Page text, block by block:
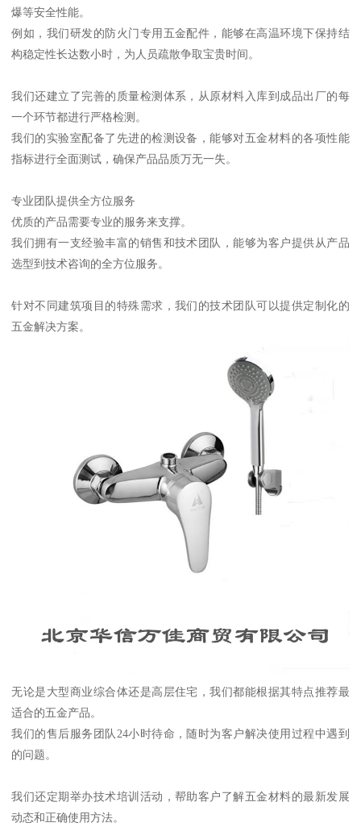
爆等安全性能。
例如，我们研发的防火门专用五金配件，能够在高温环境下保持结
构稳定性长达数小时，为人员疏散争取宝贵时间。
我们还建立了完善的质量检测体系，从原材料入库到成品出厂的每
一个环节都进行严格检测。
我们的实验室配备了先进的检测设备，能够对五金材料的各项性能
指标进行全面测试，确保产品品质万无一失。
专业团队提供全方位服务
优质的产品需要专业的服务来支撑。
我们拥有一支经验丰富的销售和技术团队，能够为客户提供从产品
选型到技术咨询的全方位服务。
针对不同建筑项目的特殊需求，我们的技术团队可以提供定制化的
五金解决方案。
无论是大型商业综合体还是高层住宅，我们都能根据其特点推荐最
适合的五金产品。
我们的售后服务团队24小时待命，随时为客户解决使用过程中遇到
的问题。
我们还定期举办技术培训活动，帮助客户了解五金材料的最新发展
动态和正确使用方法。